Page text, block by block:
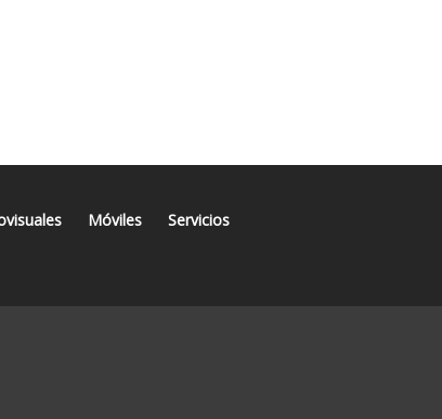
Móviles Servicios